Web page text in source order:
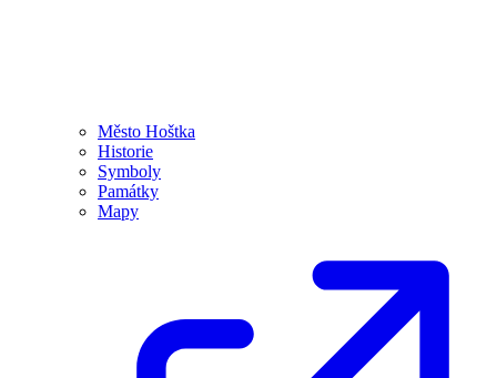
Město Hoštka
Historie
Symboly
Památky
Mapy